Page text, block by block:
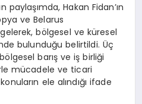
paylaşımda, Hakan Fidan’ın
ve Belarus
bölgesel ve küresel
bulunduğu belirtildi. Üç
barış ve iş birliği
mücadele ve ticari
ele alındığı ifade